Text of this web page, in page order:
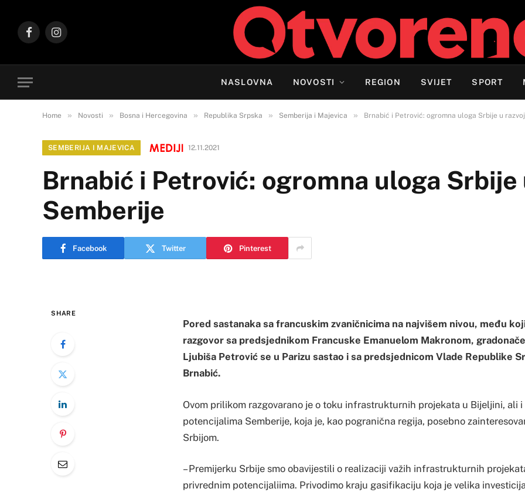
FacebookInstagram
NASLOVNA NOVOSTI REGION SVIJET SPORT
Home » Novosti » Bosna i Hercegovina » Republika Srpska » Semberija i Majevica » Brnabić i Petrović: ogromna uloga Srbije u
SEMBERIJA I MAJEVICA 12.11.2021
Brnabić i Petrović: ogromna uloga Srbije
Semberije
Facebook Twitter Pinterest
SHARE
Pored sastanaka sa francuskim zvaničnicima na najvišem nivou, među
razgovor sa predsjednikom Francuske Emanuelom Makronom,
Ljubiša Petrović se u Parizu sastao i sa predsjednicom Vlade Republike
Brnabić.
Ovom prilikom razgovarano je o toku infrastrukturnih projekata u Bijeljini, ali
potencijalima Semberije, koja je, kao pogranična regija, posebno
Srbijom.
– Premijerku Srbije smo obavijestili o realizaciji važih infrastrukturnih
privrednim potencijaliima. Privodimo kraju gasifikaciju koja je velika